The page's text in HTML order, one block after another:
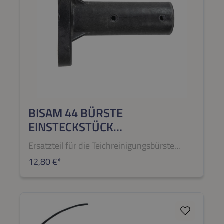
BISAM 44 BÜRSTE
EINSTECKSTÜCK
TELESKOPSTANGE
Ersatzteil für die Teichreinigungsbürste
12,80 €*